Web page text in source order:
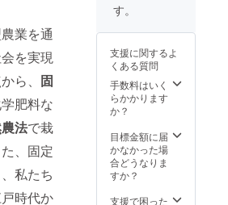
業を通
を実現
ら、 固
肥料な
農法で栽
、固定
私たち
時代か
持ち手
530mm
） 持ち
手サイ
ズ:約
50×170
りたた
みマチ:
約
100mm
コット
す。
支援に関するよ
くある質問
手数料はいく
らかかります
か？
目標金額に届
かなかった場
合どうなりま
すか？
支援で困った